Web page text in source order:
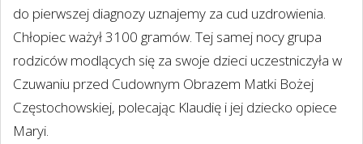
do pierwszej diagnozy uznajemy za cud uzdrowienia.
Chłopiec ważył 3100 gramów. Tej samej nocy grupa
rodziców modlących się za swoje dzieci uczestniczyła w
Czuwaniu przed Cudownym Obrazem Matki Bożej
Częstochowskiej, polecając Klaudię i jej dziecko opiece
Maryi.